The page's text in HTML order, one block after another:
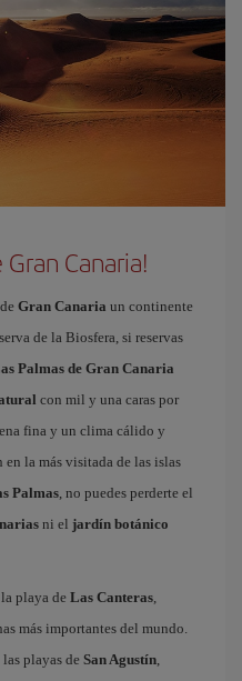
Gran Canaria!
Gran Canaria un continente
de la Biosfera, si reservas
Palmas de Gran Canaria
con mil y una caras por
fina y un clima cálido y
la más visitada de las islas
Palmas, no puedes perderte el
ni el jardín botánico
playa de Las Canteras,
más importantes del mundo.
playas de San Agustín,